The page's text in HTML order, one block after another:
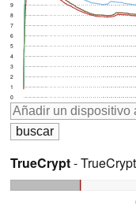
0
1
2
3
4
5
6
7
8
9
TrueCrypt-